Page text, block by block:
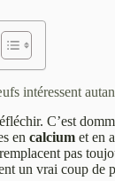
intéressent
C’est
en calcium et en
pas
un vrai coup de